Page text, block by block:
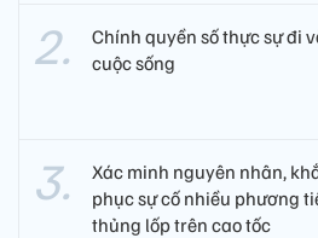
Chính quyền số thực sự đi
cuộc sống
Xác minh nguyên nhân,
phục sự cố nhiều phương
thủng lốp trên cao tốc